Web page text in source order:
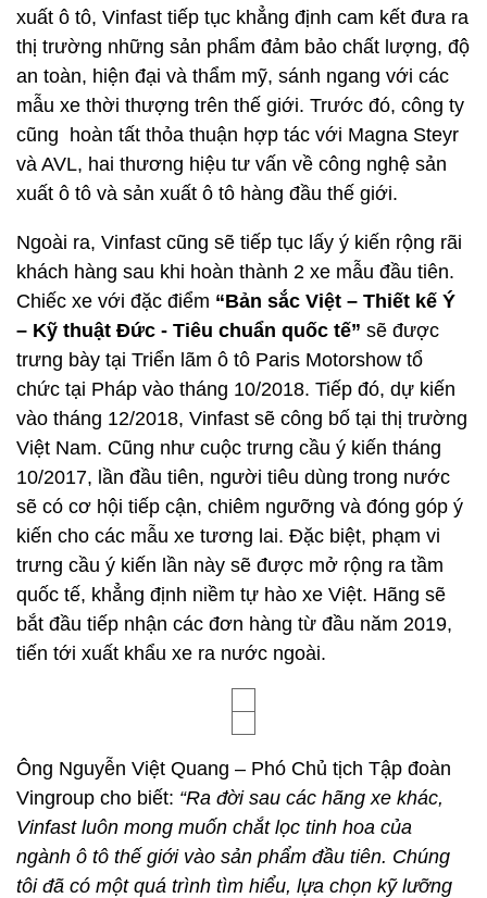
xuất ô tô, Vinfast tiếp tục khẳng định cam kết đưa ra
thị trường những sản phẩm đảm bảo chất lượng, độ
an toàn, hiện đại và thẩm mỹ, sánh ngang với các
mẫu xe thời thượng trên thế giới. Trước đó, công ty
cũng hoàn tất thỏa thuận hợp tác với Magna Steyr
và AVL, hai thương hiệu tư vấn về công nghệ sản
xuất ô tô và sản xuất ô tô hàng đầu thế giới.
Ngoài ra, Vinfast cũng sẽ tiếp tục lấy ý kiến rộng rãi
khách hàng sau khi hoàn thành 2 xe mẫu đầu tiên.
Chiếc xe với đặc điểm “Bản sắc Việt – Thiết kế Ý
– Kỹ thuật Đức - Tiêu chuẩn quốc tế” sẽ được
trưng bày tại Triển lãm ô tô Paris Motorshow tổ
chức tại Pháp vào tháng 10/2018. Tiếp đó, dự kiến
vào tháng 12/2018, Vinfast sẽ công bố tại thị trường
Việt Nam. Cũng như cuộc trưng cầu ý kiến tháng
10/2017, lần đầu tiên, người tiêu dùng trong nước
sẽ có cơ hội tiếp cận, chiêm ngưỡng và đóng góp ý
kiến cho các mẫu xe tương lai. Đặc biệt, phạm vi
trưng cầu ý kiến lần này sẽ được mở rộng ra tầm
quốc tế, khẳng định niềm tự hào xe Việt. Hãng sẽ
bắt đầu tiếp nhận các đơn hàng từ đầu năm 2019,
tiến tới xuất khẩu xe ra nước ngoài.
Ông Nguyễn Việt Quang – Phó Chủ tịch Tập đoàn
Vingroup cho biết: “Ra đời sau các hãng xe khác,
Vinfast luôn mong muốn chắt lọc tinh hoa của
ngành ô tô thế giới vào sản phẩm đầu tiên. Chúng
tôi đã có một quá trình tìm hiểu, lựa chọn kỹ lưỡng